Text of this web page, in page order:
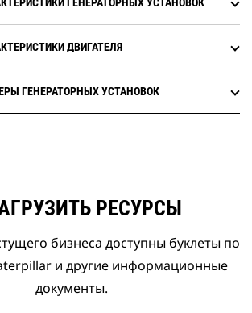
ГЕНЕРАТОРНЫХ УСТАНОВОК
ДВИГАТЕЛЯ
ГЕНЕРАТОРНЫХ УСТАНОВОК
РЕСУРСЫ
бизнеса доступны буклеты по
и другие информационные
документы.